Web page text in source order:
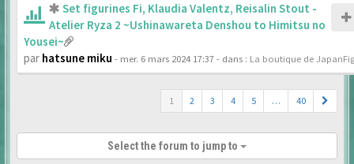
Set figurines Fi, Klaudia Valentz, Reisalin Stout -
Atelier Ryza 2 ~Ushinawareta Denshou to Himitsu no
Yousei~
par hatsune miku - mer. 6 mars 2024 17:37- dans : La boutique de
1 2 3 4 5 … 40
Select the forum to jump to